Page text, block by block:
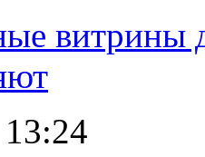
витрины